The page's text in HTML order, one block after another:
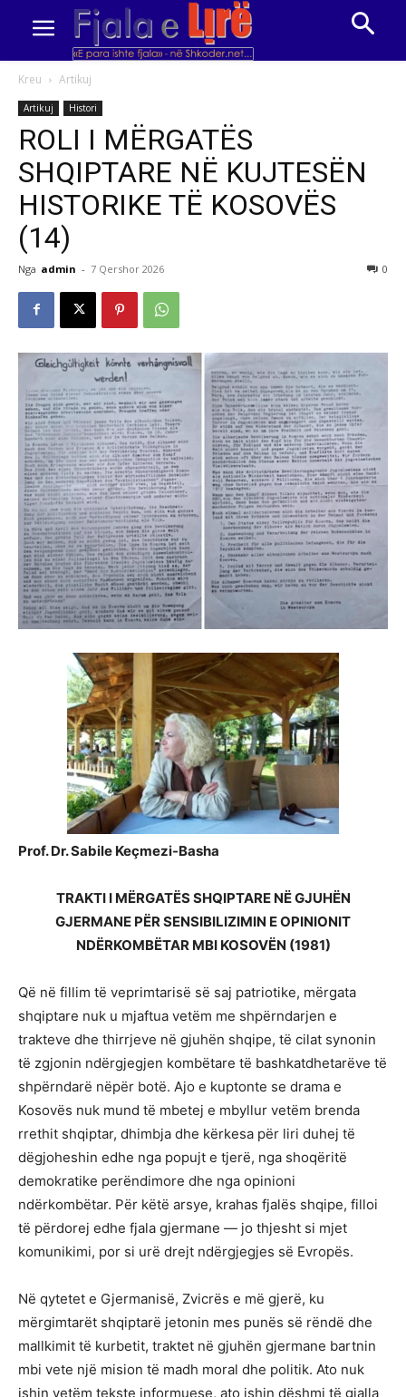
Kreu Artikuj
Artikuj Histori
ROLI I MËRGATËS
SHQIPTARE NË KUJTESËN
HISTORIKE TË KOSOVËS
(14)
Nga admin - 7 Qershor 2026 0
Prof. Dr. Sabile Keçmezi-Basha
TRAKTI I MËRGATËS SHQIPTARE NË GJUHËN
GJERMANE PËR SENSIBILIZIMIN E OPINIONIT
NDËRKOMBËTAR MBI KOSOVËN (1981)
Që në fillim të veprimtarisë së saj patriotike, mërgata
shqiptare nuk u mjaftua vetëm me shpërndarjen e
trakteve dhe thirrjeve në gjuhën shqipe, të cilat synonin
të zgjonin ndërgjegjen kombëtare të bashkatdhetarëve të
shpërndarë nëpër botë. Ajo e kuptonte se drama e
Kosovës nuk mund të mbetej e mbyllur vetëm brenda
rrethit shqiptar, dhimbja dhe kërkesa për liri duhej të
dëgjoheshin edhe nga popujt e tjerë, nga shoqëritë
demokratike perëndimore dhe nga opinioni
ndërkombëtar. Për këtë arsye, krahas fjalës shqipe, filloi
të përdorej edhe fjala gjermane — jo thjesht si mjet
komunikimi, por si urë drejt ndërgjegjes së Evropës.
Në qytetet e Gjermanisë, Zvicrës e më gjerë, ku
mërgimtarët shqiptarë jetonin mes punës së rëndë dhe
mallkimit të kurbetit, traktet në gjuhën gjermane bartnin
mbi vete një mision të madh moral dhe politik. Ato nuk
ishin vetëm tekste informuese, ato ishin dëshmi të gjalla